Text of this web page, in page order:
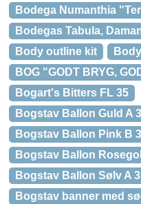
Bodega Numanthia
Bodegas Tabula,
Body outline kit
BOG "GODT BRYG,
Bogart's Bitters FL 35
Bogstav Ballon Guld A
Bogstav Ballon Pink B
Bogstav Ballon
Bogstav Ballon Sølv A
Bogstav banner med